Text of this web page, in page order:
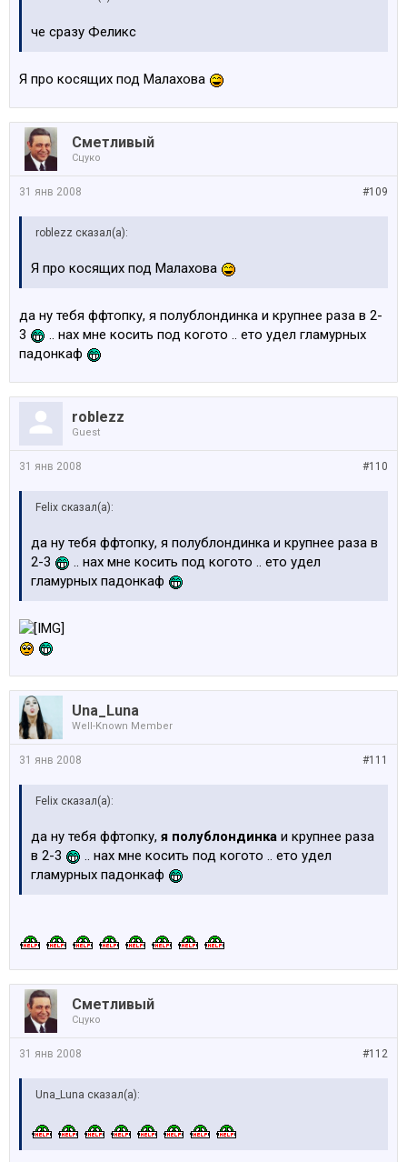
че сразу Феликс
Я про косящих под Малахова
Сметливый
Сцуко
#109
31 янв 2008
roblezz сказал(а):
Я про косящих под Малахова
да ну тебя ффтопку, я полублондинка и крупнее раза в 2-
3
.. нах мне косить под когото .. ето удел гламурных
падонкаф
roblezz
Guest
#110
31 янв 2008
Felix сказал(а):
да ну тебя ффтопку, я полублондинка и крупнее раза в
2-3
.. нах мне косить под когото .. ето удел
гламурных падонкаф
Una_Luna
Well-Known Member
#111
31 янв 2008
Felix сказал(а):
да ну тебя ффтопку, я полублондинка и крупнее раза
в 2-3
.. нах мне косить под когото .. ето удел
гламурных падонкаф
Сметливый
Сцуко
#112
31 янв 2008
Una_Luna сказал(а):